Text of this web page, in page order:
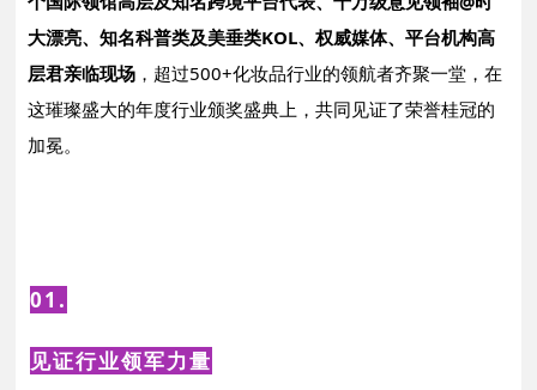
大漂亮、知名科普类及美垂类KOL、权威媒体、平台机构高
层君亲临现场 ，超过500+化妆品行业的领航者齐聚一堂，在
这璀璨盛大的年度行业颁奖盛典上，共同见证了荣誉桂冠的
加冕。
01.
见证行业领军力量